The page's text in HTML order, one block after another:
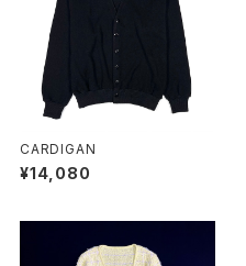
CARDIGAN
¥14,080